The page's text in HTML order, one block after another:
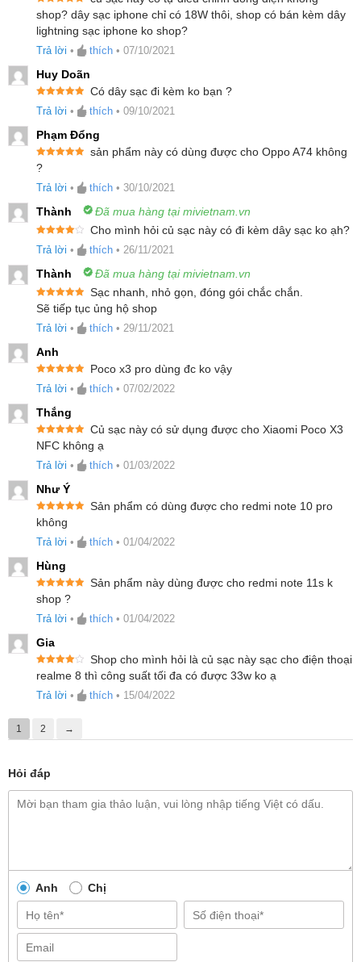
Mục lục
1.Công nghệ tiên tiến
Sạc nhanh và tích hợp với nhiều thiết bị
3.Hổ trở sạc nhanh cho iPhone
4.Thiết kế gọn nhẹ
Dây đi kèm hổ trợ sạc nhanh
Tương thích với nhiều thiết bị
7.
Sản phẩm liên quan
Công nghệ tiên tiến
Củ Sạc Nhanh ZMI 33W HA715sử dụng vật liệu
bán dẫn thế hệ mới GaN giúp hiệu suất sạc điện
thoại tốt hơn, có khả năng chuyển đổi nhanh hơn.
Cho thiết kế nhỏ gọn nhưng vẫn đảm bảo đủ
công suất.
Sạc nhanh và tích hợp với nhiều
thiết bị
Được xếp
hạng5 5
sao
shop? dây sạc iphone chỉ có 18W thôi, shop có bán kèm dây
lightning sạc iphone ko shop?
Trả lời • thích • 07/10/2021
Huy Doãn
hạng55
Có dây sạc đi kèm ko bạn ?
Trả lời • thích • 09/10/2021
Phạm Đổng
Được xếp
hạng
sao
sản phẩm này có dùng được cho Oppo A74 không
?
Trả lời • thích • 30/10/2021
Thành Đã mua hàng tại mivietnam.vn
hạng45
Cho mình hỏi củ sạc này có đi kèm dây sạc ko ạh?
Trả lời • thích • 26/11/2021
Thành Đã mua hàng tại mivietnam.vn
Được xếp
hạng55
sao
Sạc nhanh, nhỏ gọn, đóng gói chắc chắn.
Sẽ tiếp tục ủng hộ shop
Trả lời • thích • 29/11/2021
Anh
hạng55
Poco x3 pro dùng đc ko vậy
Trả lời • thích • 07/02/2022
Thắng
Được xếp
hạng5 5
sao
Củ sạc này có sử dụng được cho Xiaomi Poco X3
NFC không ạ
Trả lời • thích • 01/03/2022
Như Ý
Được xếp
hạng55
sao
Sản phẩm có dùng được cho redmi note 10 pro
không
Trả lời • thích • 01/04/2022
Hùng
Được xếp
hạng5
5
sao
Sản phẩm này dùng được cho redmi note 11s k
shop ?
Trả lời • thích • 01/04/2022
Gia
Được xếp
hạng45
sao
Shop cho mình hỏi là củ sạc này sạc cho điện thoại
realme 8 thì công suất tối đa có được 33w ko ạ
Trả lời • thích • 15/04/2022
1 2 →
Hỏi đáp
Anh Chị